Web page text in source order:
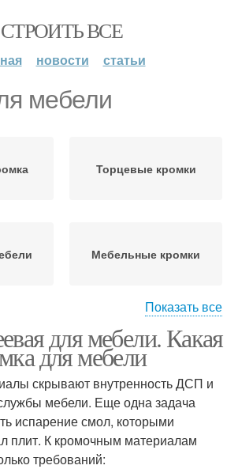
СТРОИТЬ ВСЕ
новости статьи
мебели
Торцевые кромки
Мебельные кромки
Мебельная кромка
Показать все
для мебели. Какая
для мебели
скрывают внутренность ДСП и
мебели. Еще одна задача
испарение смол, которыми
плит. К кромочным материалам
требований: